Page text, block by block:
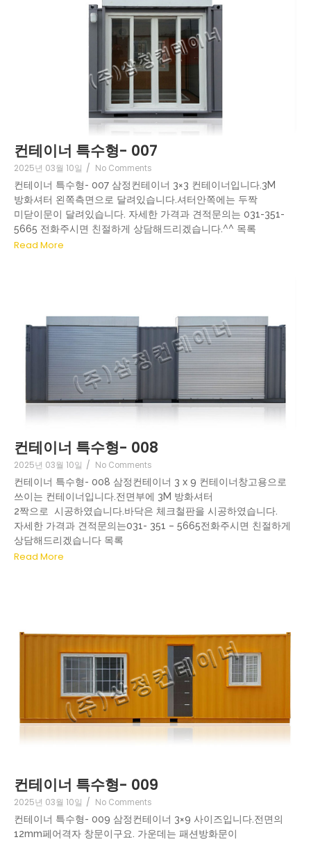
컨테이너 특수형- 007
2025년 03월 10일 / No Comments
컨테이너 특수형- 007 삼정컨테이너 3×3 컨테이너입니다.3M
방화셔터 왼쪽측면으로 달려있습니다.셔터안쪽에는 두짝
미닫이문이 달려있습니다. 자세한 가격과 견적문의는 031-351-
5665 전화주시면 친절하게 상담해드리겠습니다.^^ 목록
Read More
컨테이너 특수형- 008
2025년 03월 10일 / No Comments
컨테이너 특수형- 008 삼정컨테이너 3 x 9 컨테이너창고용으로
쓰이는 컨테이너입니다.전면부에 3M 방화셔터
2짝으로 시공하였습니다.바닥은 체크철판을 시공하였습니다.
자세한 가격과 견적문의는031- 351 – 5665전화주시면 친절하게
상담해드리겠습니다 목록
Read More
컨테이너 특수형- 009
2025년 03월 10일 / No Comments
컨테이너 특수형- 009 삼정컨테이너 3×9 사이즈입니다.전면의
12mm페어격자 창문이구요. 가운데는 패션방화문이